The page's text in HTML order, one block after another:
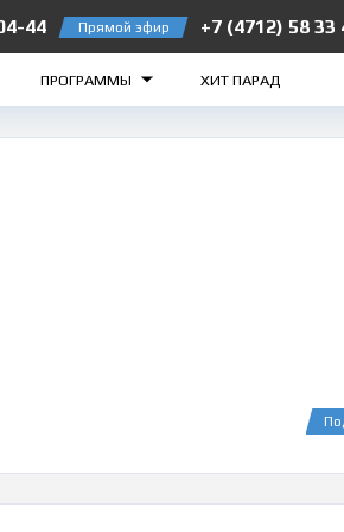
44 Прямой эфир +7 (4712) 58 33
ПРОГРАММЫ ХИТ ПАРАД
FM Рыльск 106.5 FM